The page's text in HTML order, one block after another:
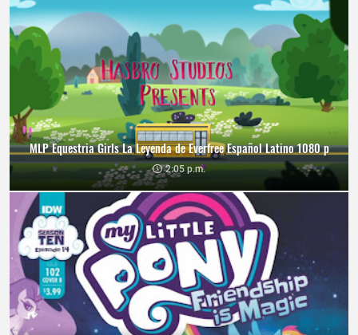
MLP Equestria Girls La Leyenda de Everfree Español Latino 1080 p
2:05 p.m.